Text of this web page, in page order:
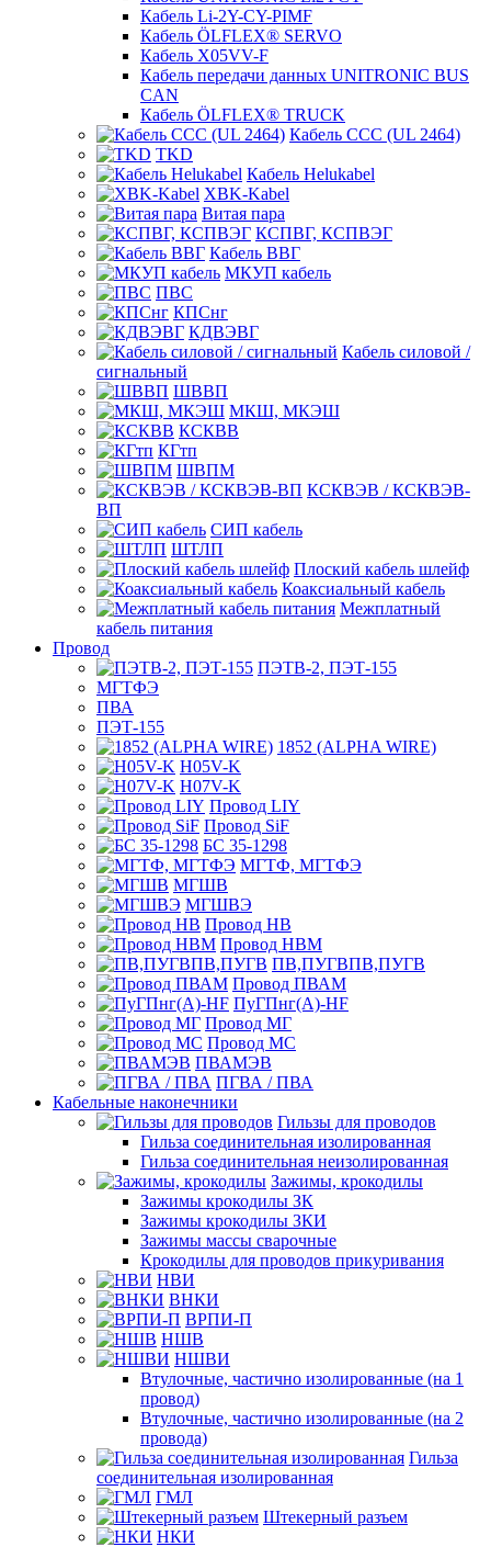
Кабель Li-2Y-CY-PIMF
Кабель ÖLFLEX® SERVO
Кабель X05VV-F
Кабель передачи данных UNITRONIC BUS
CAN
Кабель ÖLFLEX® TRUCK
Кабель CCC (UL 2464)
TKD
Кабель Helukabel
XBK-Kabel
Витая пара
КСПВГ, КСПВЭГ
Кабель ВВГ
МКУП кабель
ПВС
КПСнг
КДВЭВГ
Кабель силовой /
сигнальный
ШВВП
МКШ, МКЭШ
КСКВВ
КГтп
ШВПМ
КСКВЭВ / КСКВЭВ-
ВП
СИП кабель
ШТЛП
Плоский кабель шлейф
Коаксиальный кабель
Межплатный
кабель питания
Провод
ПЭТВ-2, ПЭТ-155
МГТФЭ
ПВА
ПЭТ-155
1852 (ALPHA WIRE)
H05V-K
H07V-K
Провод LIY
Провод SiF
БС 35-1298
МГТФ, МГТФЭ
МГШВ
МГШВЭ
Провод НВ
Провод НВМ
ПВ,ПУГВПВ,ПУГВ
Провод ПВАМ
ПуГПнг(A)-HF
Провод МГ
Провод МС
ПВАМЭВ
ПГВА / ПВА
Кабельные наконечники
Гильзы для проводов
Гильза соединительная изолированная
Гильза соединительная неизолированная
Зажимы, крокодилы
Зажимы крокодилы ЗК
Зажимы крокодилы ЗКИ
Зажимы массы сварочные
Крокодилы для проводов прикуривания
НВИ
ВНКИ
ВРПИ-П
НШВ
НШВИ
Втулочные, частично изолированные (на 1
провод)
Втулочные, частично изолированные (на 2
провода)
Гильза
соединительная изолированная
ГМЛ
Штекерный разъем
НКИ